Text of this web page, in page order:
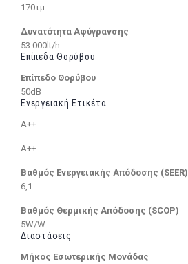
170τμ
Δυνατότητα Αφύγρανσης
53.000lt/h
Επίπεδα Θορύβου
Επίπεδο Θορύβου
50dB
Ενεργειακή Ετικέτα
A++
A++
Βαθμός Ενεργειακής Απόδοσης (SEER)
6,1
Βαθμός Θερμικής Απόδοσης (SCOP)
5W/W
Διαστάσεις
Μήκος Εσωτερικής Μονάδας